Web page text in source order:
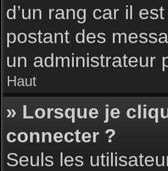
d’un rang car il
postant des
un administrateur
Haut
» Lorsque je
connecter ?
Seuls les